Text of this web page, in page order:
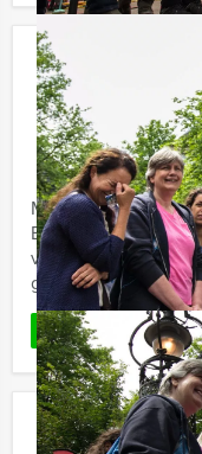
Vanaf
Vanaf
Maak kennis met
Enschede van
virtueel GPS spel in
gangen brunch.
LEES MEER